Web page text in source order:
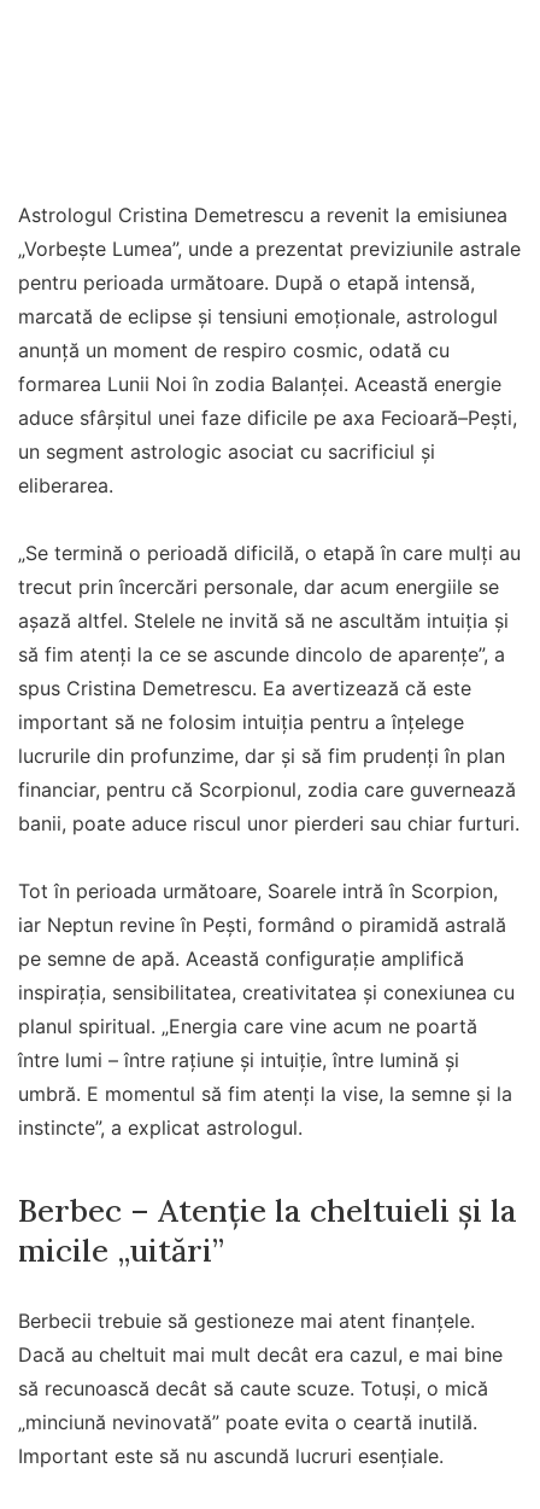
Astrologul Cristina Demetrescu a revenit la emisiunea
„Vorbește Lumea”, unde a prezentat previziunile astrale
pentru perioada următoare. După o etapă intensă,
marcată de eclipse și tensiuni emoționale, astrologul
anunță un moment de respiro cosmic, odată cu
formarea Lunii Noi în zodia Balanței. Această energie
aduce sfârșitul unei faze dificile pe axa Fecioară–Pești,
un segment astrologic asociat cu sacrificiul și
eliberarea.
„Se termină o perioadă dificilă, o etapă în care mulți au
trecut prin încercări personale, dar acum energiile se
așază altfel. Stelele ne invită să ne ascultăm intuiția și
să fim atenți la ce se ascunde dincolo de aparențe”, a
spus Cristina Demetrescu. Ea avertizează că este
important să ne folosim intuiția pentru a înțelege
lucrurile din profunzime, dar și să fim prudenți în plan
financiar, pentru că Scorpionul, zodia care guvernează
banii, poate aduce riscul unor pierderi sau chiar furturi.
Tot în perioada următoare, Soarele intră în Scorpion,
iar Neptun revine în Pești, formând o piramidă astrală
pe semne de apă. Această configurație amplifică
inspirația, sensibilitatea, creativitatea și conexiunea cu
planul spiritual. „Energia care vine acum ne poartă
între lumi – între rațiune și intuiție, între lumină și
umbră. E momentul să fim atenți la vise, la semne și la
instincte”, a explicat astrologul.
Berbec – Atenție la cheltuieli și la
micile „uitări”
Berbecii trebuie să gestioneze mai atent finanțele.
Dacă au cheltuit mai mult decât era cazul, e mai bine
să recunoască decât să caute scuze. Totuși, o mică
„minciună nevinovată” poate evita o ceartă inutilă.
Important este să nu ascundă lucruri esențiale.